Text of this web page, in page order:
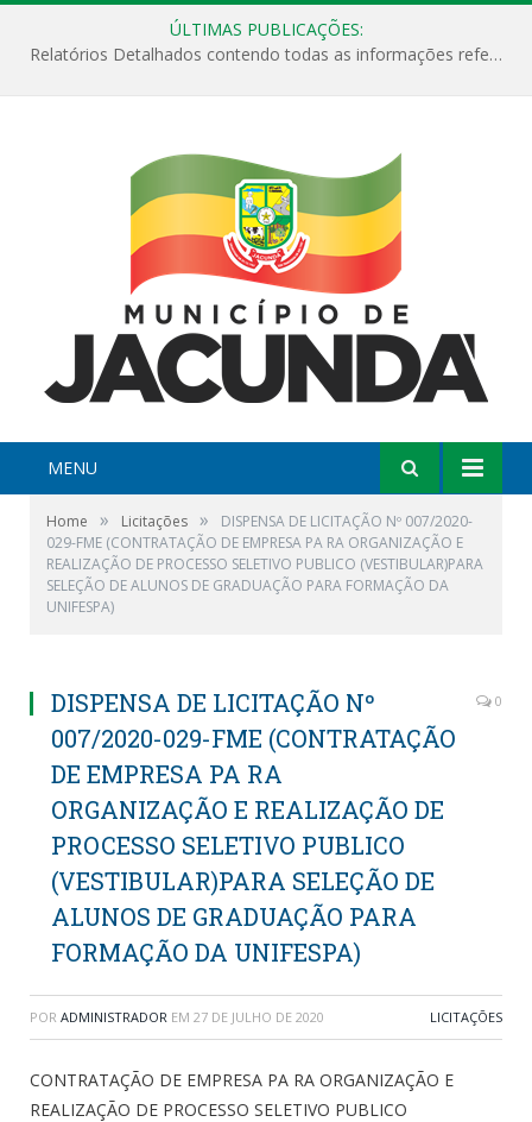
ÚLTIMAS PUBLICAÇÕES:
Relatórios Detalhados contendo todas as informações referentes a execução de recursos destinados ao fomento de projetos culturais no Município de Jacundá entre os anos de 2022 ao presente ano de 2026.
MENU
Home » Licitações »
DISPENSA DE LICITAÇÃO Nº 007/2020-
029-FME (CONTRATAÇÃO DE EMPRESA PA RA ORGANIZAÇÃO E
REALIZAÇÃO DE PROCESSO SELETIVO PUBLICO (VESTIBULAR)PARA
SELEÇÃO DE ALUNOS DE GRADUAÇÃO PARA FORMAÇÃO DA
UNIFESPA)
DISPENSA DE LICITAÇÃO Nº
007/2020-029-FME (CONTRATAÇÃO
DE EMPRESA PA RA
ORGANIZAÇÃO E REALIZAÇÃO DE
PROCESSO SELETIVO PUBLICO
(VESTIBULAR)PARA SELEÇÃO DE
ALUNOS DE GRADUAÇÃO PARA
FORMAÇÃO DA UNIFESPA)
0
POR ADMINISTRADOR EM 27 DE JULHO DE 2020 LICITAÇÕES
CONTRATAÇÃO DE EMPRESA PA RA ORGANIZAÇÃO E
REALIZAÇÃO DE PROCESSO SELETIVO PUBLICO